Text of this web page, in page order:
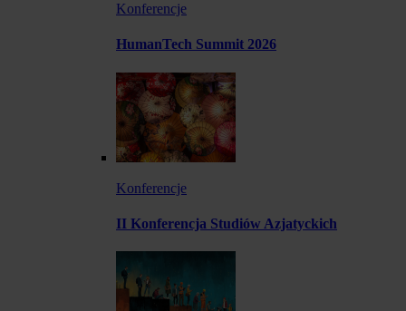
Konferencje
HumanTech Summit 2026
Konferencje
II Konferencja Studiów Azjatyckich